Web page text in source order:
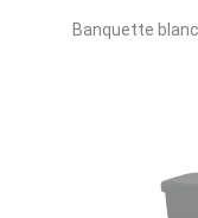
Banquette